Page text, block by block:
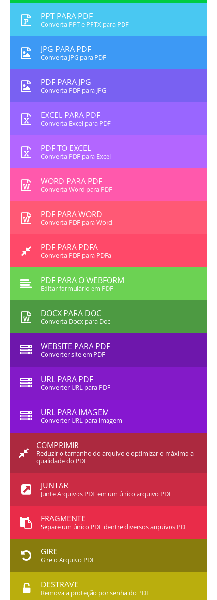
PPT PARA PDF
Converta PPT e PPTX para PDF
JPG PARA PDF
Converta JPG para PDF
PDF PARA JPG
Converta PDF para JPG
EXCEL PARA PDF
Converta Excel para PDF
PDF TO EXCEL
Converta PDF para Excel
WORD PARA PDF
Converta Word para PDF
PDF PARA WORD
Converta PDF para Word
PDF PARA PDFA
Converta PDF para PDFa
PDF PARA O WEBFORM
Editar formulário em PDF
DOCX PARA DOC
Converta Docx para Doc
WEBSITE PARA PDF
Converter site em PDF
URL PARA PDF
Converter URL para PDF
URL PARA IMAGEM
Converter URL para imagem
COMPRIMIR
Reduzir o tamanho do arquivo e optimizar o máximo a
qualidade do PDF
JUNTAR
Junte Arquivos PDF em um único arquivo PDF
FRAGMENTE
Separe um único PDF dentre diversos arquivos PDF
GIRE
Gire o Arquivo PDF
DESTRAVE
Remova a proteção por senha do PDF